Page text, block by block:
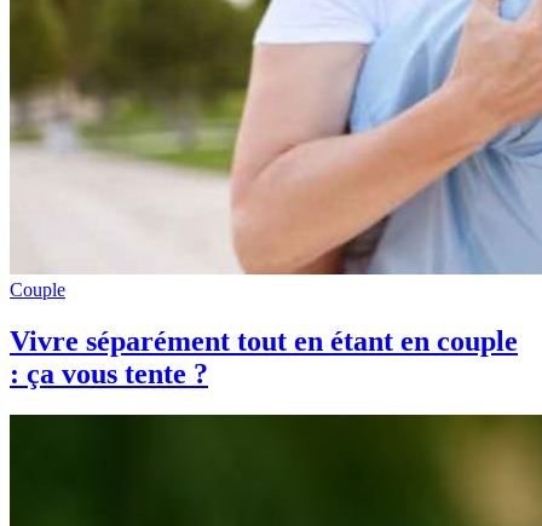
Couple
Vivre séparément tout en étant en couple
: ça vous tente ?